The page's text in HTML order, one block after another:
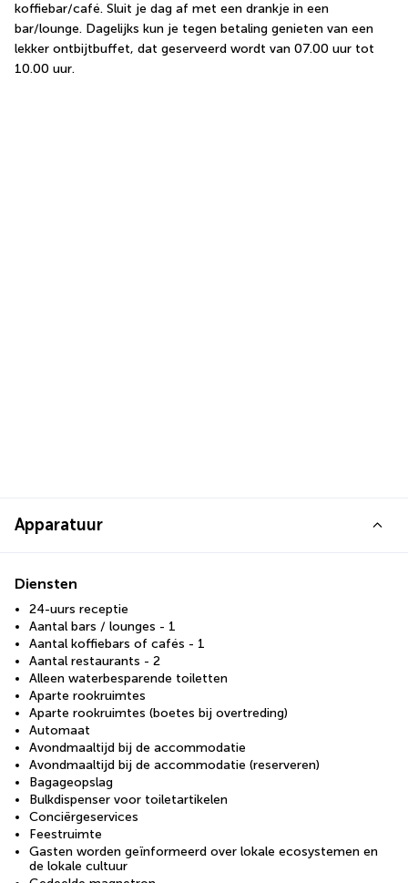
koffiebar/café. Sluit je dag af met een drankje in een
bar/lounge. Dagelijks kun je tegen betaling genieten van een
lekker ontbijtbuffet, dat geserveerd wordt van 07.00 uur tot
10.00 uur.
Apparatuur
Diensten
24-uurs receptie
Aantal bars / lounges - 1
Aantal koffiebars of cafés - 1
Aantal restaurants - 2
Alleen waterbesparende toiletten
Aparte rookruimtes
Aparte rookruimtes (boetes bij overtreding)
Automaat
Avondmaaltijd bij de accommodatie
Avondmaaltijd bij de accommodatie (reserveren)
Bagageopslag
Bulkdispenser voor toiletartikelen
Conciërgeservices
Feestruimte
Gasten worden geïnformeerd over lokale ecosystemen en
de lokale cultuur